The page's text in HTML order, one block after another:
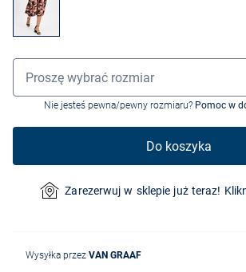
Wybór rozmiaru
Proszę wybrać rozmiar
Nie jesteś pewna/pewny rozmiaru? Pomoc w
Do koszyka
Zarezerwuj w sklepie już teraz!
Wysyłka przez VAN GRAAF